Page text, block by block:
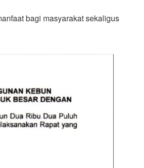
bagi masyarakat sekaligus